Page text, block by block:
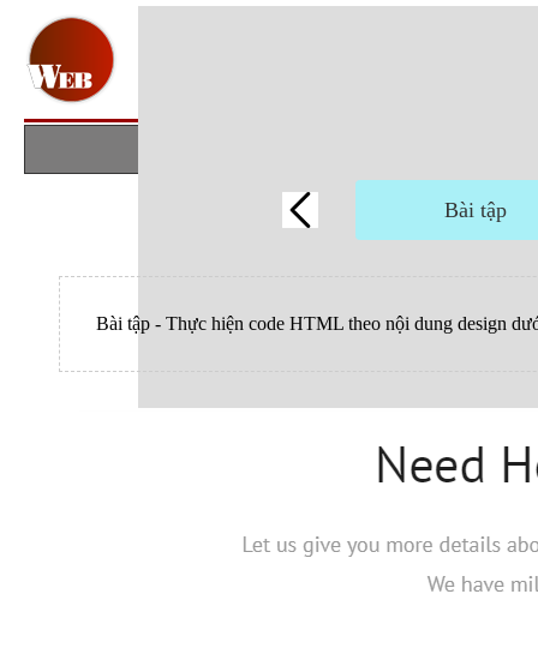
Bài tập
Bài tập - Thực hiện code HTML theo nội dung design